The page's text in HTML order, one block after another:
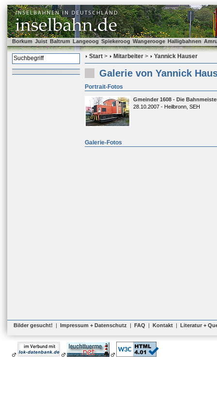
Borkum Juist Baltrum Langeoog Spiekeroog Wangerooge Halligbahnen
Start > Mitarbeiter > Yannick Hauser
Galerie von Yannick
Portrait-Fotos
Gmeinder 1608 - Die
28.10.2007 - Heilbronn, SEH
Galerie-Fotos
Bilder gesucht! | Impressum + Datenschutz | FAQ | Kontakt | Literatur +